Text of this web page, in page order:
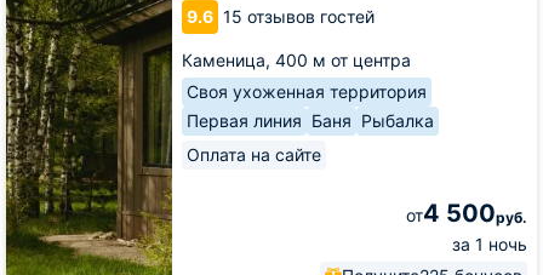
9.6 15 отзывов гостей
Каменица, 400 м от центра
Своя ухоженная территория
Первая линия Баня Рыбалка
Оплата на сайте
от4 500руб.
за 1 ночь